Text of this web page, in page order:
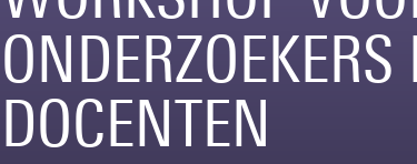
ONDERZOEKERS
DOCENTEN